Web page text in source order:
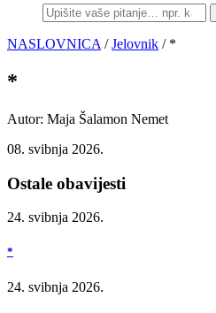
NASLOVNICA /Jelovnik / *
*
Autor: Maja Šalamon Nemet
08. svibnja 2026.
Ostale obavijesti
24. svibnja 2026.
*
24. svibnja 2026.